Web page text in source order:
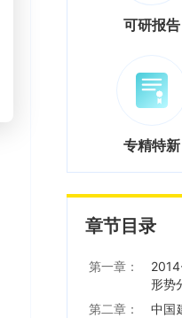
可研报告
专精特新
章节目录
第一章：
形势
第二章：
中国